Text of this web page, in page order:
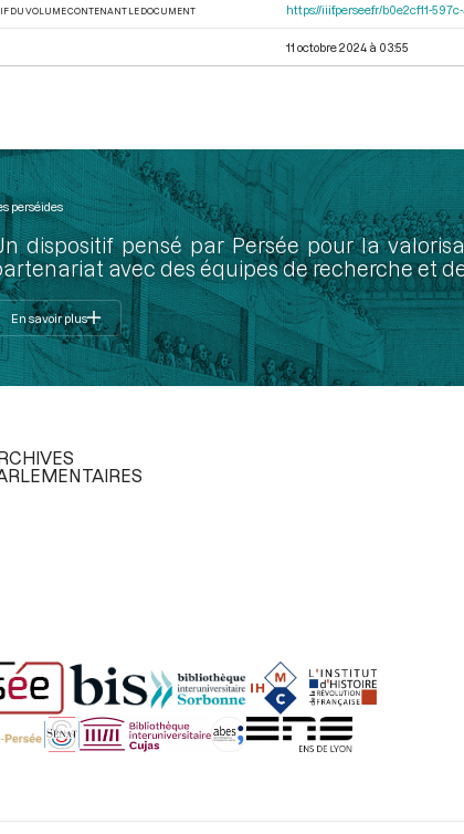
DU VOLUME CONTENANT LE DOCUMENT https://iiif.persee.fr/b0e2cf11-
11 octobre 2024 à 03:55
perséides
dispositif pensé par Persée pour la
avec des équipes de recherche et
En savoir plus